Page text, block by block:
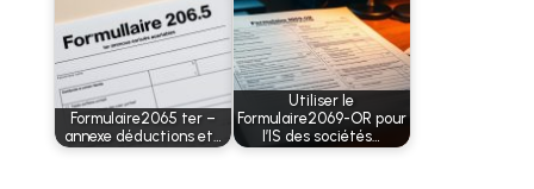
Formulaire2065 ter –
annexe déductions et…
Utiliser le
Formulaire2069-OR pour
l’IS des sociétés…